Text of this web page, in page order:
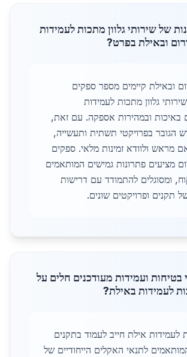
של שירותי גלוון מתכות לעמידות
ובאילת בפרט?
ובאילת קיימים מספר ספקים
גלוון מתכות לעמידות
באיכות ובמהירות אספקה. עם זאת,
הגובר בפרויקטי תשתית ותעשייה,
מראש ולוודא זמינות מלאי. ספקים
מציעים פתרונות גמישים המותאמים
ומסוגלים להתמודד עם דרישות
תקנים ופרויקטים שונים.
בטיחות ועמידות מעודכנים חלים על
לעמידות באילת?
לעמידות אילת חייב לעמוד בתקנים
לתנאי האקלים הייחודיים של